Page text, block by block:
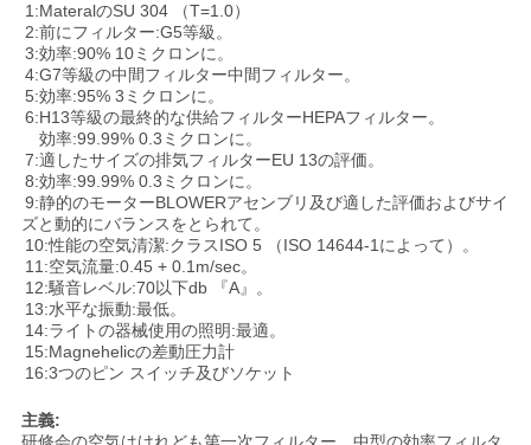
1:MateralのSU 304 （T=1.0）
2:前にフィルター:G5等級。
3:効率:90% 10ミクロンに。
4:G7等級の中間フィルター中間フィルター。
5:効率:95% 3ミクロンに。
6:H13等級の最終的な供給フィルターHEPAフィルター。
効率:99.99% 0.3ミクロンに。
7:適したサイズの排気フィルターEU 13の評価。
8:効率:99.99% 0.3ミクロンに。
9:静的のモーターBLOWERアセンブリ及び適した評価およびサイ
ズと動的にバランスをとられて。
10:性能の空気清潔:クラスISO 5 （ISO 14644-1によって）。
11:空気流量:0.45 + 0.1m/sec。
12:騒音レベル:70以下db 『A』。
13:水平な振動:最低。
14:ライトの器械使用の照明:最適。
15:Magnehelicの差動圧力計
16:3つのピン スイッチ及びソケット
主義: